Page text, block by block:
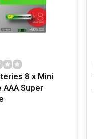
8 x Mini
Super